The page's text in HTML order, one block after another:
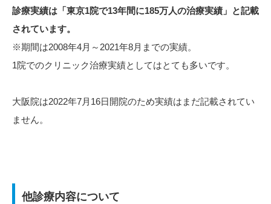
診療実績は「東京1院で13年間に185万人の治療実績」と記載
されています。
※期間は2008年4月～2021年8月までの実績。
1院でのクリニック治療実績としてはとても多いです。
大阪院は2022年7月16日開院のため実績はまだ記載されてい
ません。
他診療内容について